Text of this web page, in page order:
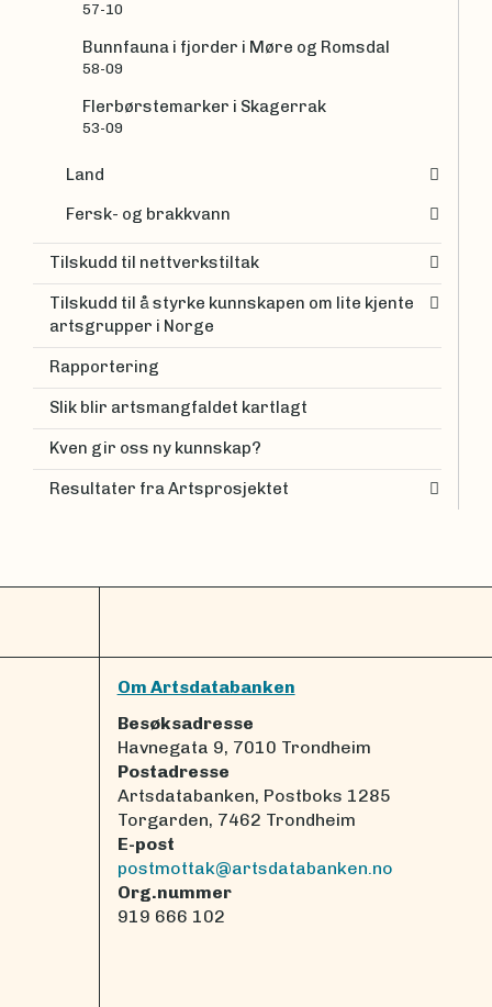
57-10
Bunnfauna i fjorder i Møre og Romsdal
58-09
Flerbørstemarker i Skagerrak
53-09
Land
Fersk- og brakkvann
Tilskudd til nettverkstiltak
Tilskudd til å styrke kunnskapen om lite kjente
artsgrupper i Norge
Rapportering
Slik blir artsmangfaldet kartlagt
Kven gir oss ny kunnskap?
Resultater fra Artsprosjektet
Om Artsdatabanken
Besøksadresse
Havnegata 9, 7010 Trondheim
Postadresse
Artsdatabanken, Postboks 1285
Torgarden, 7462 Trondheim
E-post
postmottak@artsdatabanken.no
Org.nummer
919 666 102